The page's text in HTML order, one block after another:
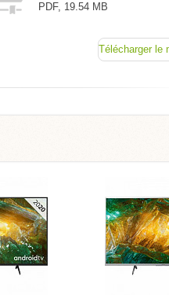
PDF, 19.54 MB
Télécharger le